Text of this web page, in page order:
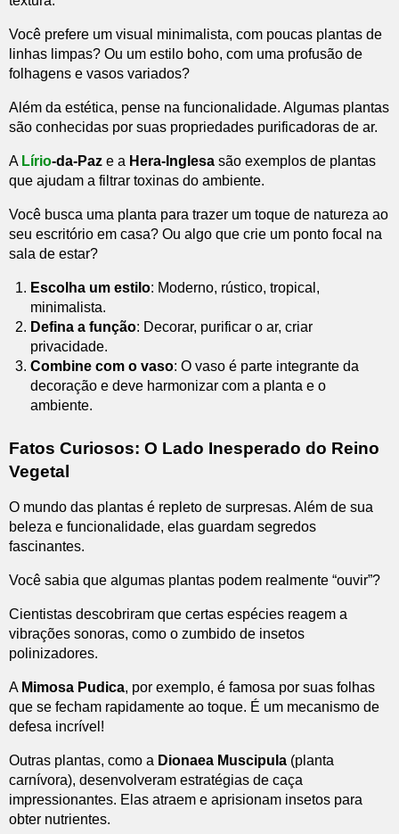
Você prefere um visual minimalista, com poucas plantas de
linhas limpas? Ou um estilo boho, com uma profusão de
folhagens e vasos variados?
Além da estética, pense na funcionalidade. Algumas plantas
são conhecidas por suas propriedades purificadoras de ar.
A Lírio-da-Paz e a Hera-Inglesa são exemplos de plantas
que ajudam a filtrar toxinas do ambiente.
Você busca uma planta para trazer um toque de natureza ao
seu escritório em casa? Ou algo que crie um ponto focal na
sala de estar?
Escolha um estilo: Moderno, rústico, tropical,
minimalista.
Defina a função: Decorar, purificar o ar, criar
privacidade.
Combine com o vaso: O vaso é parte integrante da
decoração e deve harmonizar com a planta e o
ambiente.
Fatos Curiosos: O Lado Inesperado do Reino
Vegetal
O mundo das plantas é repleto de surpresas. Além de sua
beleza e funcionalidade, elas guardam segredos
fascinantes.
Você sabia que algumas plantas podem realmente “ouvir”?
Cientistas descobriram que certas espécies reagem a
vibrações sonoras, como o zumbido de insetos
polinizadores.
A Mimosa Pudica, por exemplo, é famosa por suas folhas
que se fecham rapidamente ao toque. É um mecanismo de
defesa incrível!
Outras plantas, como a Dionaea Muscipula (planta
carnívora), desenvolveram estratégias de caça
impressionantes. Elas atraem e aprisionam insetos para
obter nutrientes.